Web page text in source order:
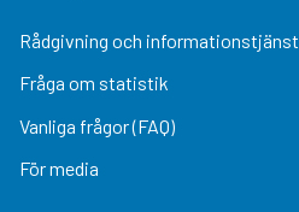
Rådgivning och informationstjänst
Fråga om statistik
Vanliga frågor (FAQ)
För media